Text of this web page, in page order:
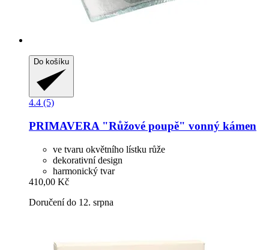
Do košíku
4.4 (5)
PRIMAVERA "Růžové poupě" vonný kámen
ve tvaru okvětního lístku růže
dekorativní design
harmonický tvar
410,00 Kč
Doručení do 12. srpna